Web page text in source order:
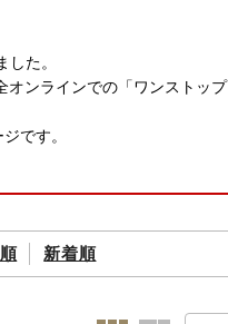
た。
オンラインでの「ワンストップ
です。
新着順